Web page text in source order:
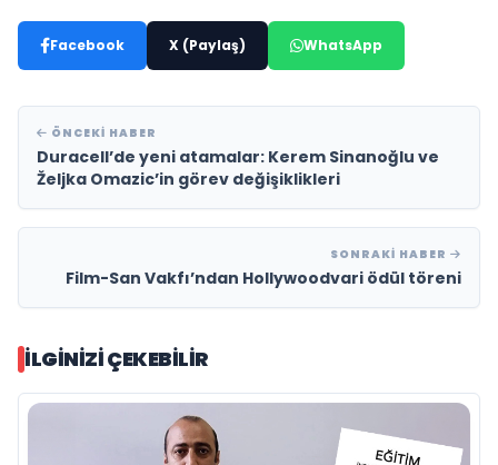
Facebook X (Paylaş) WhatsApp
ÖNCEKI HABER
Duracell’de yeni atamalar: Kerem Sinanoğlu ve
Željka Omazic’in görev değişiklikleri
SONRAKI HABER
Film-San Vakfı’ndan Hollywoodvari ödül töreni
İLGINIZI ÇEKEBILIR